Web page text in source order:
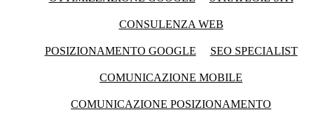
CONSULENZA WEB
POSIZIONAMENTO GOOGLE SEO SPECIALIST
COMUNICAZIONE MOBILE
COMUNICAZIONE POSIZIONAMENTO